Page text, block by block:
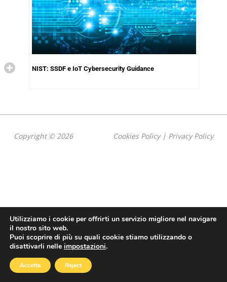
NIST: SSDF e IoT Cybersecurity Guidance
Copyright © 2026 Cookies Policy| Privacy Policy
Utilizziamo i cookie per offrirti un servizio migliore nel navigare
il nostro sito web.
Puoi scoprire di più su quali cookie stiamo utilizzando o
disattivarli nelle impostazioni.
Accetta Reject